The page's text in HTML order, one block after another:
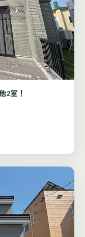
2室！